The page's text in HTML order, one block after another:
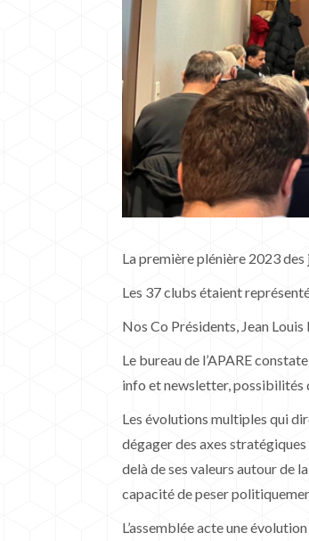
La première plénière 2023 des
Les 37 clubs étaient
Nos Co Présidents, Jean
Le bureau de l’APARE
info et newsletter, possibilités
Les évolutions multiples qui
dégager des axes
delà de ses valeurs autour de
capacité de peser
L’assemblée acte une